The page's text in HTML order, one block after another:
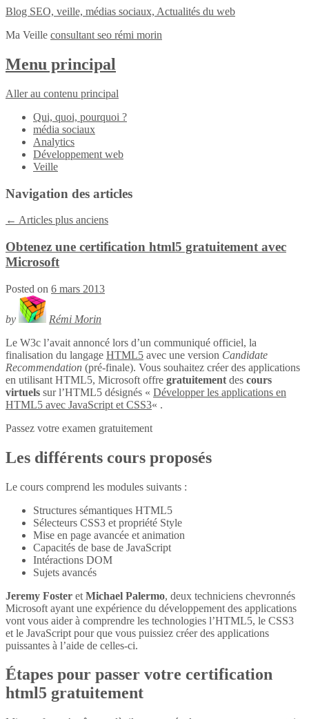
Blog SEO, veille, médias sociaux, Actualités du web
Ma Veille consultant seo rémi morin
Menu principal
Aller au contenu principal
Qui, quoi, pourquoi ?
média sociaux
Analytics
Développement web
Veille
Navigation des articles
← Articles plus anciens
Obtenez une certification html5 gratuitement avec
Microsoft
Posted on 6 mars 2013
by
Rémi Morin
Le W3c l’avait annoncé lors d’un communiqué officiel, la
finalisation du langage HTML5 avec une version Candidate
Recommendation (pré-finale). Vous souhaitez créer des applications
en utilisant HTML5, Microsoft offre gratuitement des cours
virtuels sur l’HTML5 désignés « Développer les applications en
HTML5 avec JavaScript et CSS3« .
Passez votre examen gratuitement
Les différents cours proposés
Le cours comprend les modules suivants :
Structures sémantiques HTML5
Sélecteurs CSS3 et propriété Style
Mise en page avancée et animation
Capacités de base de JavaScript
Intéractions DOM
Sujets avancés
Jeremy Foster et Michael Palermo, deux techniciens chevronnés
Microsoft ayant une expérience du développement des applications
vont vous aider à comprendre les technologies l’HTML5, le CSS3
et le JavaScript pour que vous puissiez créer des applications
puissantes à l’aide de celles-ci.
Étapes pour passer votre certification
html5 gratuitement